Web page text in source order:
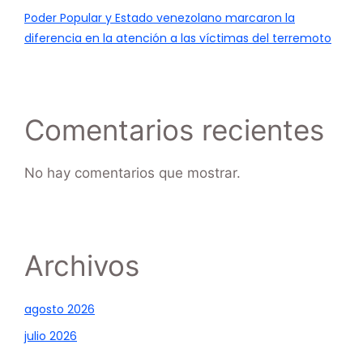
Poder Popular y Estado venezolano marcaron la
diferencia en la atención a las víctimas del terremoto
Comentarios recientes
No hay comentarios que mostrar.
Archivos
agosto 2026
julio 2026